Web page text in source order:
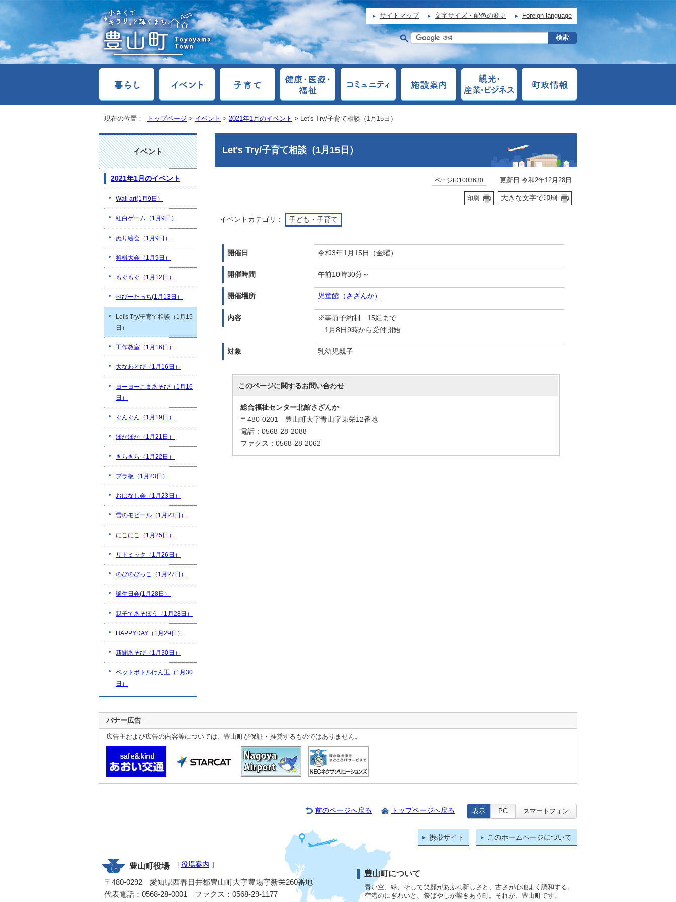
サイトマップ 文字サイズ・配色の変更 Foreign language
現在の位置： トップページ > イベント > 2021年1月のイベント > Let's Try/子育て相談（1月15日）
Let's Try/子育て相談（1月15日）
ページID1003630 更新日 令和2年12月28日
印刷 大きな文字で印刷
イベントカテゴリ： 子ども・子育て
開催日 令和3年1月15日（金曜）
開催時間 午前10時30分～
開催場所 児童館（さざんか）
内容
※事前予約制 15組まで
1月8日9時から受付開始
対象 乳幼児親子
このページに関するお問い合わせ
総合福祉センター北館さざんか
〒480-0201 豊山町大字青山字東栄12番地
電話：0568-28-2088
ファクス：0568-28-2062
イベント
2021年1月のイベント
Wall art(1月9日）
紅白ゲーム（1月9日）
ぬり絵会（1月9日）
将棋大会（1月9日）
もぐもぐ（1月12日）
べびーたっち(1月13日）
Let's Try/子育て相談（1月15
日）
工作教室（1月16日）
大なわとび（1月16日）
ヨーヨーこまあそび（1月16
日）
ぐんぐん（1月19日）
ぽかぽか（1月21日）
きらきら（1月22日）
プラ板（1月23日）
おはなし会（1月23日）
雪のモビール（1月23日）
にこにこ（1月25日）
リトミック（1月26日）
のびのびっこ（1月27日）
誕生日会(1月28日）
親子であそぼう（1月28日）
HAPPYDAY（1月29日）
新聞あそび（1月30日）
ペットボトルけん玉（1月30
日）
バナー広告
広告主および広告の内容等については、豊山町が保証・推奨するものではありません。
前のページへ戻る トップページへ戻る 表示 PC スマートフォン
携帯サイト このホームページについて
豊山町役場 [ 役場案内 ］
〒480-0292 愛知県西春日井郡豊山町大字豊場字新栄260番地
代表電話：0568-28-0001 ファクス：0568-29-1177
豊山町について
青い空、緑、そして笑顔があふれ新しさと、古さが心地よく調和する。
空港のにぎわいと、祭ばやしが響きあう町。それが、豊山町です。